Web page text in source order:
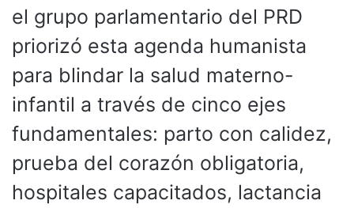
el grupo parlamentario del PRD
priorizó esta agenda humanista
para blindar la salud materno-
infantil a través de cinco ejes
fundamentales: parto con calidez,
prueba del corazón obligatoria,
hospitales capacitados, lactancia